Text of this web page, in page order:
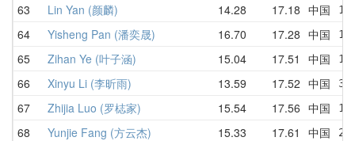
63 Lin Yan (颜麟) 14.28 17.18 中国
64 Yisheng Pan (潘奕晟) 16.70 17.28 中国
65 Zihan Ye (叶子涵) 15.04 17.51 中国
66 Xinyu Li (李昕雨) 13.59 17.52 中国
67 Zhijia Luo (罗梽家) 15.54 17.56 中国
68 Yunjie Fang (方云杰) 15.33 17.61 中国